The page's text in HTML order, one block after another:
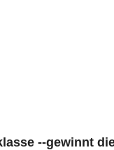
--gewinnt